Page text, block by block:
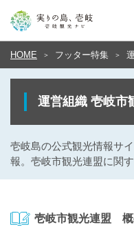
HOME フッター特集
運営組織 壱岐市
壱岐島の公式観光情報サ
報。壱岐市観光連盟に関
壱岐市観光連盟